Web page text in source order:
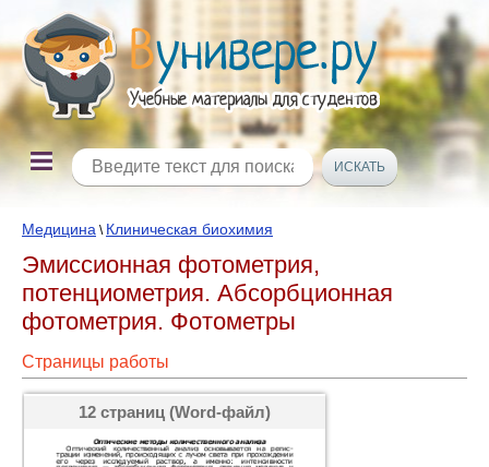
Медицина \ Клиническая биохимия
Эмиссионная фотометрия,
потенциометрия. Абсорбционная
фотометрия. Фотометры
Страницы работы
12 страниц (Word-файл)